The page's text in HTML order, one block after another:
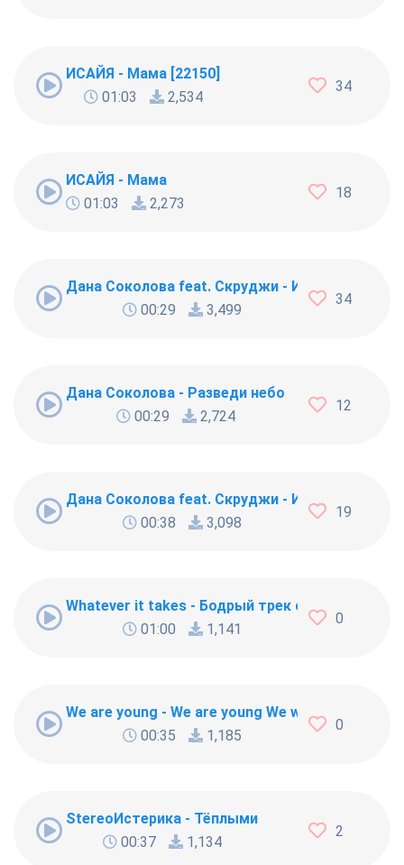
ИСАЙЯ - Мама [22150]
01:03
2,534
34
ИСАЙЯ - Мама
01:03
2,273
18
Дана Соколова feat. Скруджи - Индиго [21350]
00:29
3,499
34
Дана Соколова - Разведи небо
00:29
2,724
12
Дана Соколова feat. Скруджи - Индиго
00:38
3,098
19
Whatever it takes - Бодрый трек от
01:00
1,141
0
We are young - We are young We will fight or
00:35
1,185
0
StereoИстерика - Тёплыми
00:37
1,134
2